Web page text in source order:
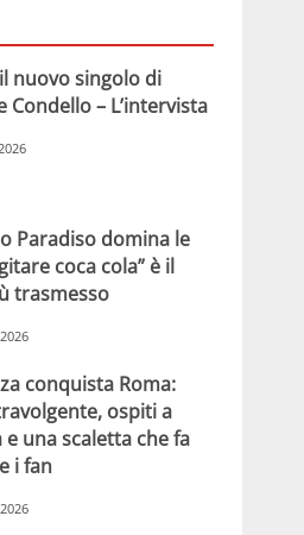
il nuovo singolo di
Condello – L’intervista
Paradiso domina le
coca cola” è il
trasmesso
conquista Roma:
ospiti a
una scaletta che fa
i fan